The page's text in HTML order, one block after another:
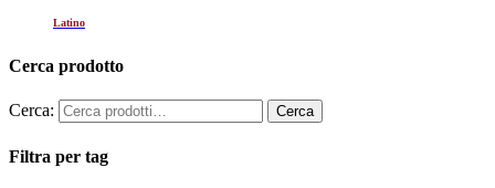
Latino
Cerca prodotto
Cerca:
Filtra per tag